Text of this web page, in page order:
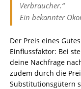
Verbraucher.“
Ein bekannter
Der Preis eines
Einflussfaktor: Bei
deine Nachfrage
zudem durch die
Substitutionsgütern